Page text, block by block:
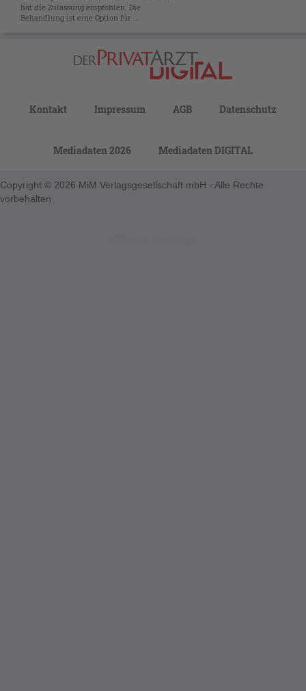
hat die Zulassung empfohlen. Die
Behandlung ist eine Option für ...
Kontakt Impressum AGB Datenschutz
Mediadaten 2026 Mediadaten DIGITAL
Copyright © 2026 MiM Verlagsgesellschaft mbH - Alle Rechte
vorbehalten